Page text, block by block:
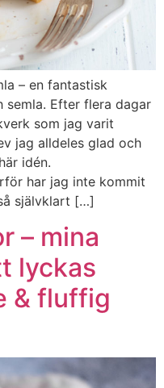
– en fantastisk
semla. Efter flera dagar
som jag varit
jag alldeles glad och
idén.
har jag inte kommit
självklart […]
– mina
lyckas
& fluffig